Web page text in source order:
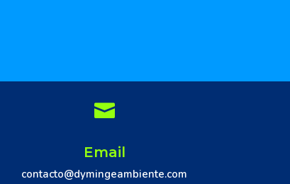

Email
contacto@dymingeambiente.com